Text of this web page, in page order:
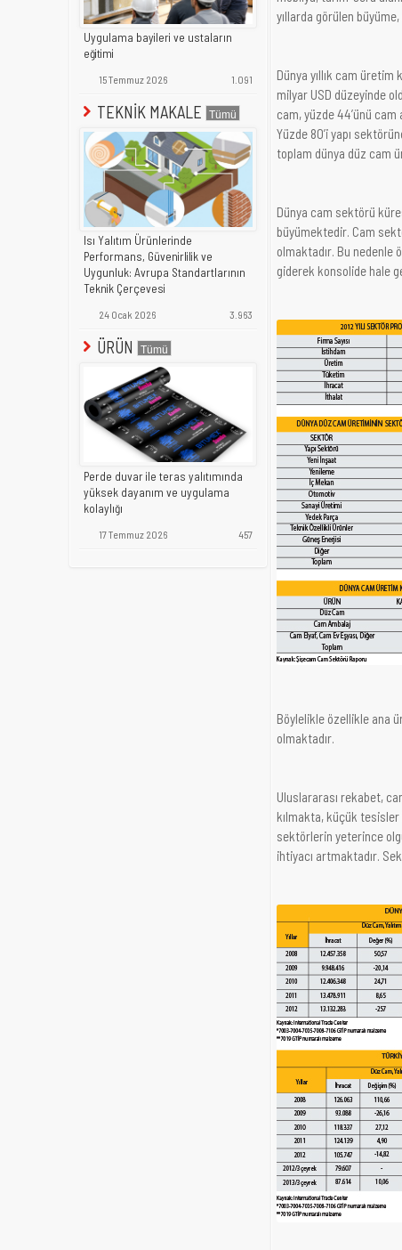
Uygulama bayileri ve ustaların
eğitimi
15 Temmuz 2026 1.091
TEKNİK MAKALE
Isı Yalıtım Ürünlerinde
Performans, Güvenirlilik ve
Uygunluk: Avrupa Standartlarının
Teknik Çerçevesi
24 Ocak 2026 3.963
ÜRÜN
Perde duvar ile teras yalıtımında
yüksek dayanım ve uygulama
kolaylığı
17 Temmuz 2026 457
yıllarda görülen
Dünya yıllık cam
milyar USD düzeyinde
cam, yüzde 44’ünü cam
Yüzde 80’i yapı
toplam dünya düz cam
Dünya cam sektörü
büyümektedir. Cam
olmaktadır. Bu
giderek konsolide hale
Böylelikle özellikle ana
olmaktadır.
Uluslararası rekabet,
kılmakta, küçük tesisler
sektörlerin yeterince
ihtiyacı artmaktadır.